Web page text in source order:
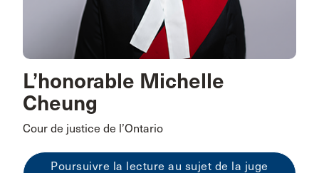
L’honorable Michelle
Cheung
Cour de justice de l’Ontario
Poursuivre la lecture au sujet de la juge